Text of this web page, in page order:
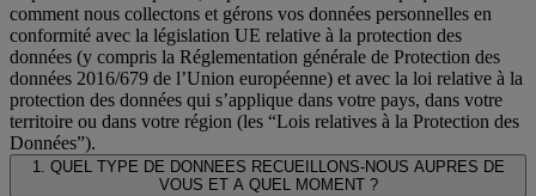
comment nous collectons et gérons vos données personnelles en
conformité avec la législation UE relative à la protection des
données (y compris la Réglementation générale de Protection des
données 2016/679 de l’Union européenne) et avec la loi relative à la
protection des données qui s’applique dans votre pays, dans votre
territoire ou dans votre région (les “Lois relatives à la Protection des
Données”).
1. QUEL TYPE DE DONNEES RECUEILLONS-NOUS AUPRES DE
VOUS ET A QUEL MOMENT ?